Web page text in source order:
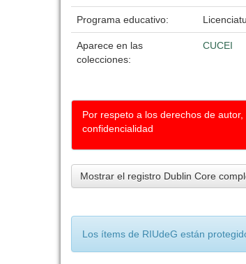
Programa educativo:
Aparece en las
colecciones:
CUCEI
Por respeto a los derechos de
confidencialidad
Mostrar el registro Dublin Core
Los ítems de RIUdeG están